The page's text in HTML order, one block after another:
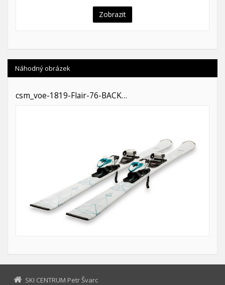
Zobrazit
Náhodný obrázek
csm_voe-1819-Flair-76-BACK…
SKI CENTRUM Petr Švarc